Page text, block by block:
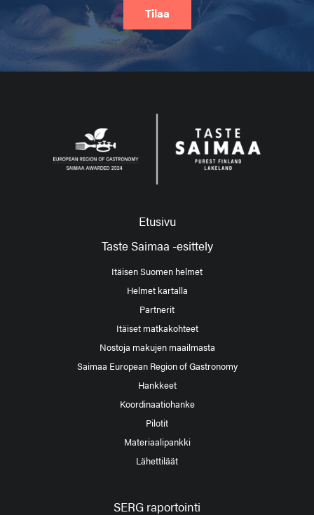
Tilaa
Etusivu
Taste Saimaa -esittely
Itäisen Suomen helmet
Helmet kartalla
Partnerit
Itäiset matkakohteet
Nostoja makujen maailmasta
Saimaa European Region of Gastronomy
Hankkeet
Koordinaatiohanke
Pilotit
Materiaalipankki
Lähettiläät
SERG raportointi